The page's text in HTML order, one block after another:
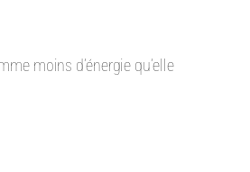
moins d’énergie qu’elle